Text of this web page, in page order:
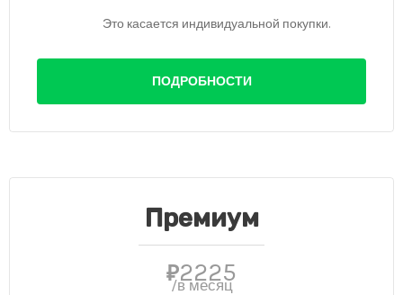
Это касается индивидуальной покупки.
ПОДРОБНОСТИ
Премиум
₽2225
/в месяц